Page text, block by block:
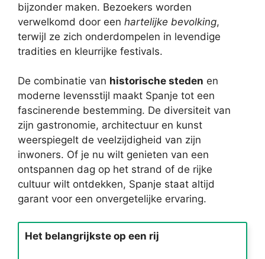
bijzonder maken. Bezoekers worden
verwelkomd door een hartelijke bevolking,
terwijl ze zich onderdompelen in levendige
tradities en kleurrijke festivals.
De combinatie van historische steden en
moderne levensstijl maakt Spanje tot een
fascinerende bestemming. De diversiteit van
zijn gastronomie, architectuur en kunst
weerspiegelt de veelzijdigheid van zijn
inwoners. Of je nu wilt genieten van een
ontspannen dag op het strand of de rijke
cultuur wilt ontdekken, Spanje staat altijd
garant voor een onvergetelijke ervaring.
Het belangrijkste op een rij